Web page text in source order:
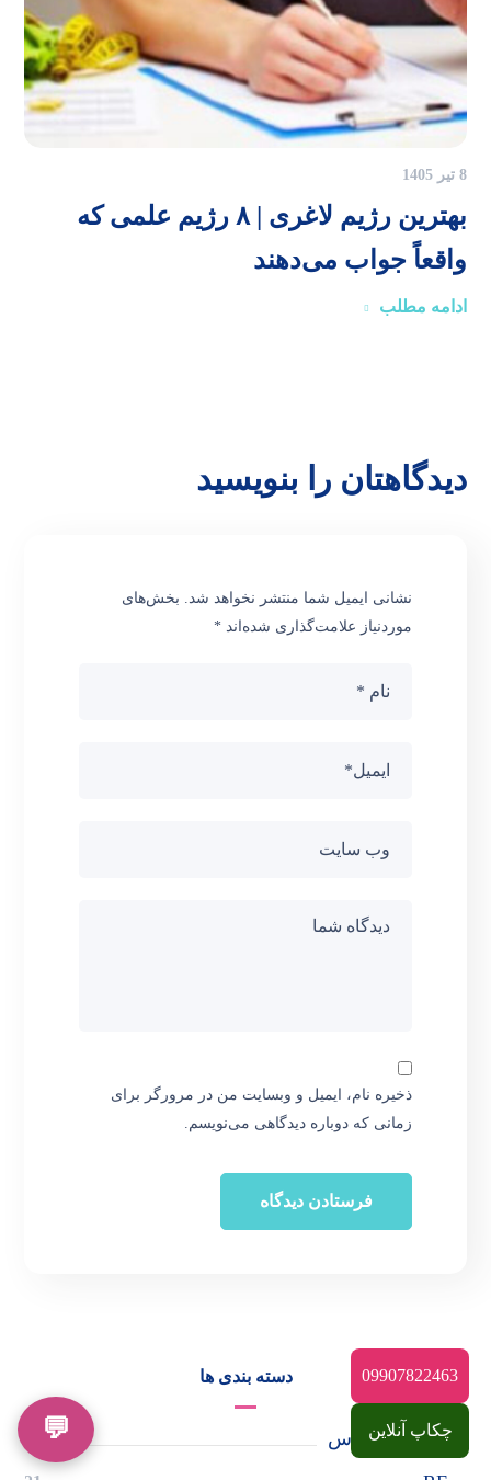
8 تیر 1405
بهترین رژیم لاغری | ۸ رژیم علمی که
واقعاً جواب می‌دهند
ادامه مطلب
دیدگاهتان را بنویسید
نشانی ایمیل شما منتشر نخواهد شد. بخش‌های
موردنیاز علامت‌گذاری شده‌اند*
ذخیره نام، ایمیل و وبسایت من در مرورگر برای
زمانی که دوباره دیدگاهی می‌نویسم.
دسته بندی ها
Ems ای ام اس 💬
09907822463
چکاپ آنلاین